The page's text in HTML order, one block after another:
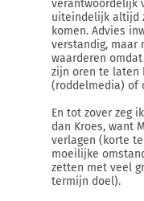
verantwoordelijk
uiteindelijk altijd
komen. Advies
verstandig, maar
waarderen
zijn oren te laten
(roddelmedia) of
En tot zover zeg
dan Kroes, want
verlagen (korte
moeilijke
zetten met veel
termijn doel).